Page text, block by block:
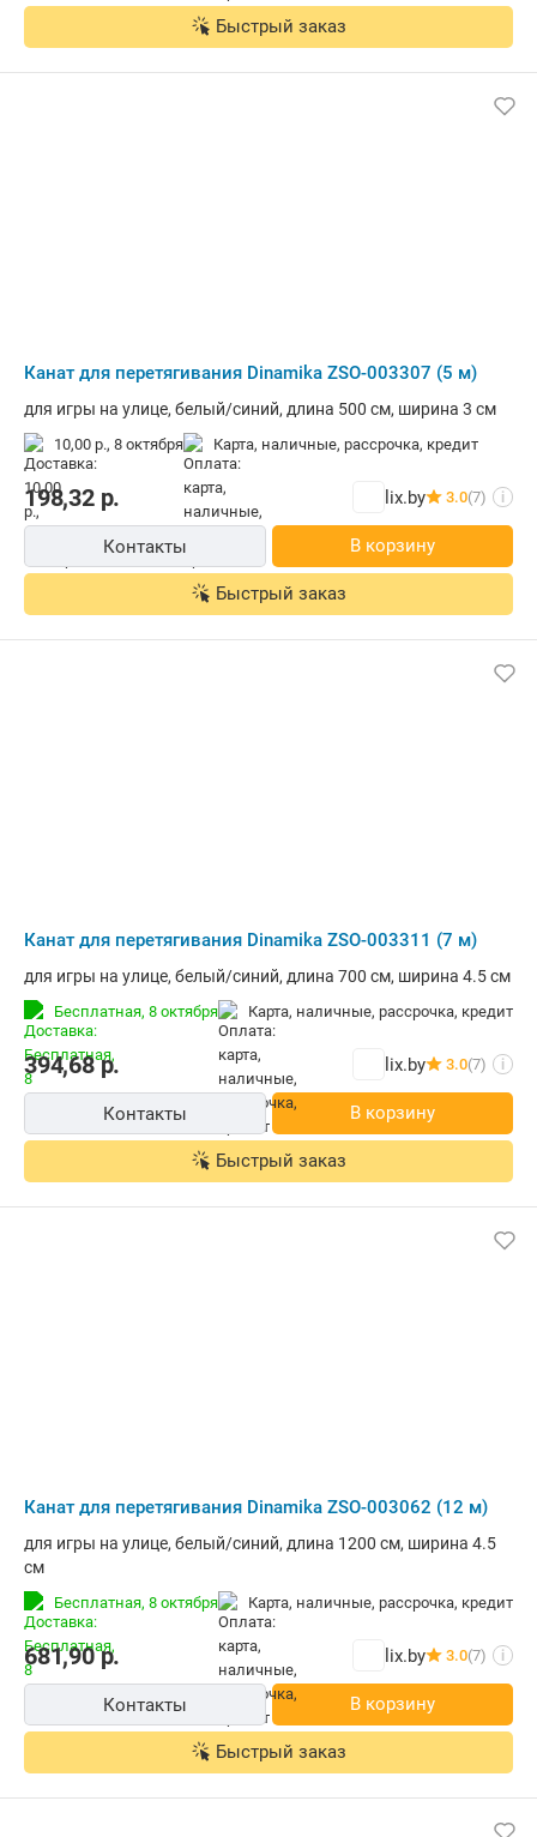
Быстрый заказ
Канат для перетягивания Dinamika ZSO-003307 (5 м)
для игры на улице, белый/синий, длина 500 см, ширина 3 см
10,00 р., 8 октября карта, наличные, рассрочка, кредит
198,32р. lix.by 3.0(7) i
Контакты В корзину
Быстрый заказ
Канат для перетягивания Dinamika ZSO-003311 (7 м)
для игры на улице, белый/синий, длина 700 см, ширина 4.5 см
Бесплатная, 8 октября карта, наличные, рассрочка, кредит
394,68р. lix.by 3.0(7) i
Контакты В корзину
Быстрый заказ
Канат для перетягивания Dinamika ZSO-003062 (12 м)
для игры на улице, белый/синий, длина 1200 см, ширина 4.5
см
Бесплатная, 8 октября карта, наличные, рассрочка, кредит
681,90р. lix.by 3.0(7) i
Контакты В корзину
Быстрый заказ